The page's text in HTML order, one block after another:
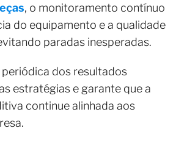
, o monitoramento contínuo
do equipamento e a qualidade
paradas inesperadas.
dos resultados
estratégias e garante que a
continue alinhada aos